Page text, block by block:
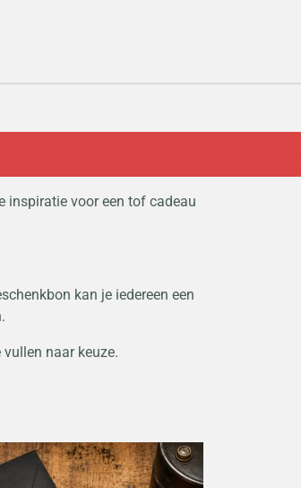
inspiratie voor een tof cadeau
kan je iedereen een
vullen naar keuze.